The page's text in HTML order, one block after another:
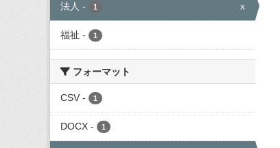
法人 - 1 x
福祉 - 1
フォーマット
CSV - 1
DOCX - 1